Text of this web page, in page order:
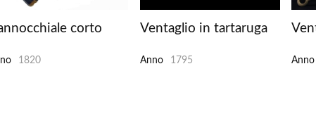
corto
1820
Ventaglio in tartaruga
Anno 1795 Anno